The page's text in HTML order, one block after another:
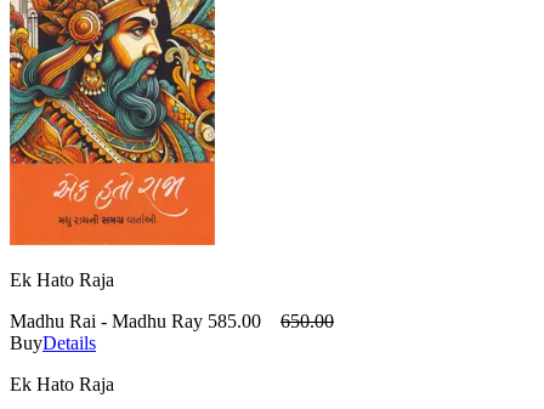
Ek Hato Raja
Madhu Rai - Madhu Ray 585.00
650.00
BuyDetails
Ek Hato Raja